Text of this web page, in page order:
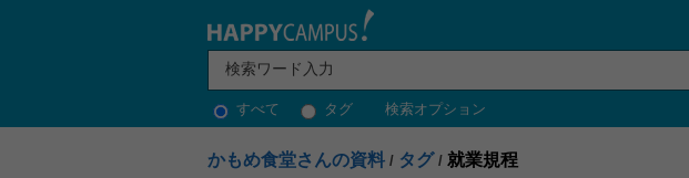
すべて タグ 検索オプション
かもめ食堂さんの資料 / タグ / 就業規程